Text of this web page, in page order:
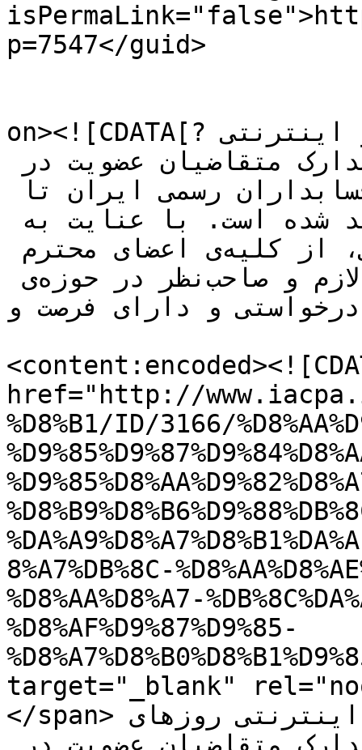
p=7547</guid>
on><![CDATA[?نظر به اختلالات ارتباطی و اینترنتی
درخواستی و دارای فرصت و...]]></description>
href="http://www.iacpa.ir/
%D8%B1/ID/3166/
8%A7%DB%8C-
%D8%AA%D8%A7-
%D8%AF%D9%87%D9%85-
target="_blank"
</span>نظر به اختلالات ارتباطی و اینترنتی روزهای